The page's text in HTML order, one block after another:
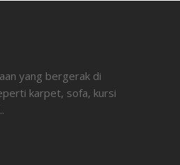
yang bergerak di
karpet, sofa, kursi